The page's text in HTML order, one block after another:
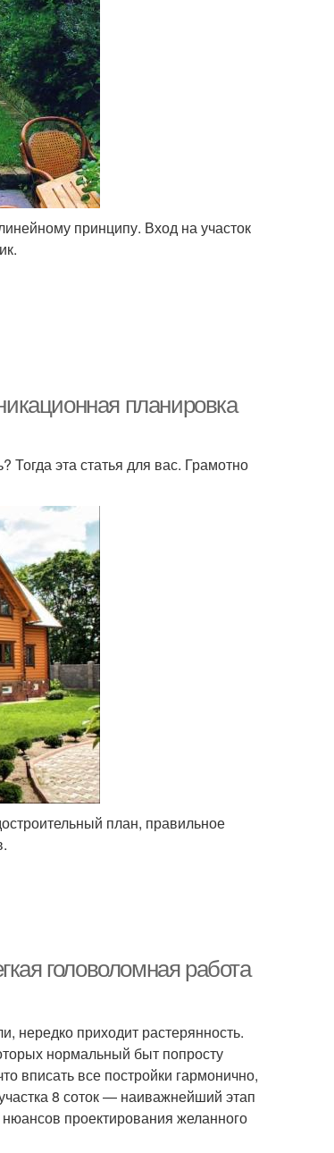
принципу. Вход на участок
планировка
Тогда эта статья для вас. Грамотно
план, правильное
головоломная работа
нередко приходит растерянность.
нормальный быт попросту
вписать все постройки гармонично,
8 соток — наиважнейший этап
проектирования желанного